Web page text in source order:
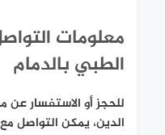
معلومات
الطبي بالدمام
للحجز أو الاستفسار عن
الدين، يمكن التواصل